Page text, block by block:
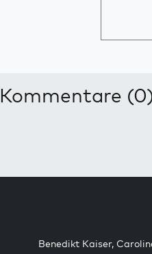
Kommentare
Benedikt Kaiser,